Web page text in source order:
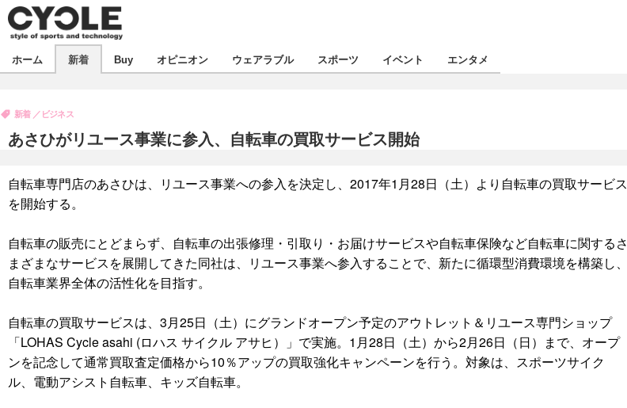
飲食
ボイス
デバイス
ビジネス
海外
スポーツ
短信
動画
イベント
ツアー
芸能
デザイン
動画
ライフ
ハウツー
ホーム 新着 Buy オピニオン ウェアラブル スポーツ イベント エンタメ
あさひがリユース事業に参入、自転車の買取サービス開始
新着 ビジネス
自転車専門店のあさひは、リユース事業への参入を決定し、2017年1月28日（土）より自転車の買取サービス
を開始する。
自転車の販売にとどまらず、自転車の出張修理・引取り・お届けサービスや自転車保険など自転車に関するさ
まざまなサービスを展開してきた同社は、リユース事業へ参入することで、新たに循環型消費環境を構築し、
自転車業界全体の活性化を目指す。
自転車の買取サービスは、3月25日（土）にグランドオープン予定のアウトレット＆リユース専門ショップ
「LOHAS Cycle asahi (ロハス サイクル アサヒ）」で実施。1月28日（土）から2月26日（日）まで、オープ
ンを記念して通常買取査定価格から10％アップの買取強化キャンペーンを行う。対象は、スポーツサイク
ル、電動アシスト自転車、キッズ自転車。